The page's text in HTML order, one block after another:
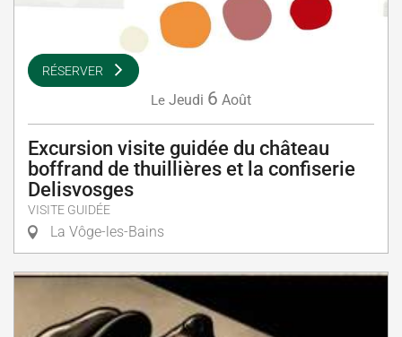
RÉSERVER
Le Jeudi 6 Août
Excursion visite guidée du château
boffrand de thuillières et la confiserie
Delisvosges
VISITE GUIDÉE
La Vôge-les-Bains